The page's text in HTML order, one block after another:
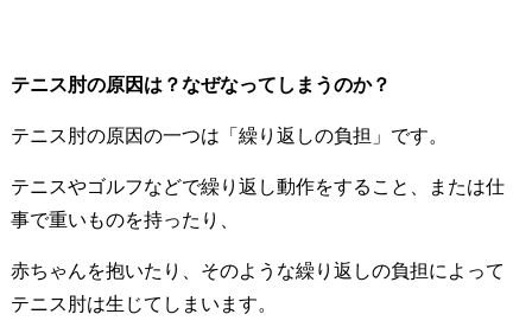
テニス肘の原因は？なぜなってしまうのか？
テニス肘の原因の一つは「繰り返しの負担」です。
テニスやゴルフなどで繰り返し動作をすること、または仕
事で重いものを持ったり、
赤ちゃんを抱いたり、そのような繰り返しの負担によって
テニス肘は生じてしまいます。